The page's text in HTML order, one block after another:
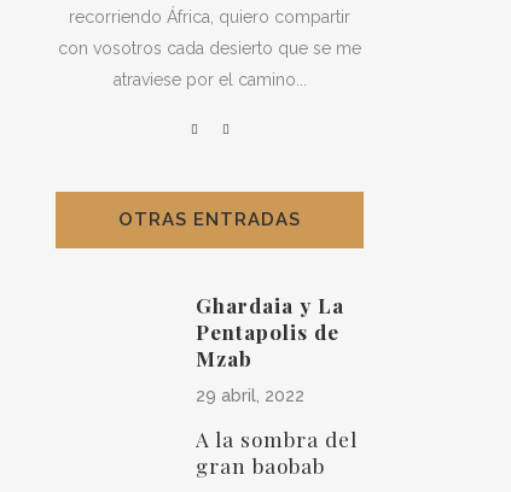
recorriendo África, quiero compartir
con vosotros cada desierto que se me
atraviese por el camino...
OTRAS ENTRADAS
Ghardaia y La
Pentapolis de
Mzab
29 abril, 2022
A la sombra del
gran baobab